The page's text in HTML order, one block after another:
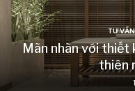
TƯ
Mãn nhãn với
thiên